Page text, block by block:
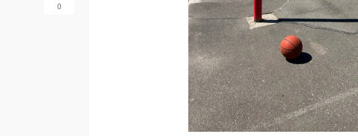
0